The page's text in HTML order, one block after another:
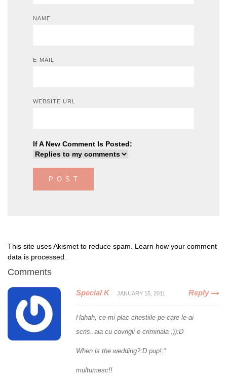
NAME
E-MAIL
WEBSITE URL
If A New Comment Is Posted:
This site uses Akismet to reduce spam. Learn how your comment
data is processed
Comments
Special K JANUARY 15, 2011 Reply
Hahah, ce-mi plac chestiile pe care le-ai
scris..aia cu covrigii e criminala :)):D
When is the wedding?:D pup!:*
multumesc!!